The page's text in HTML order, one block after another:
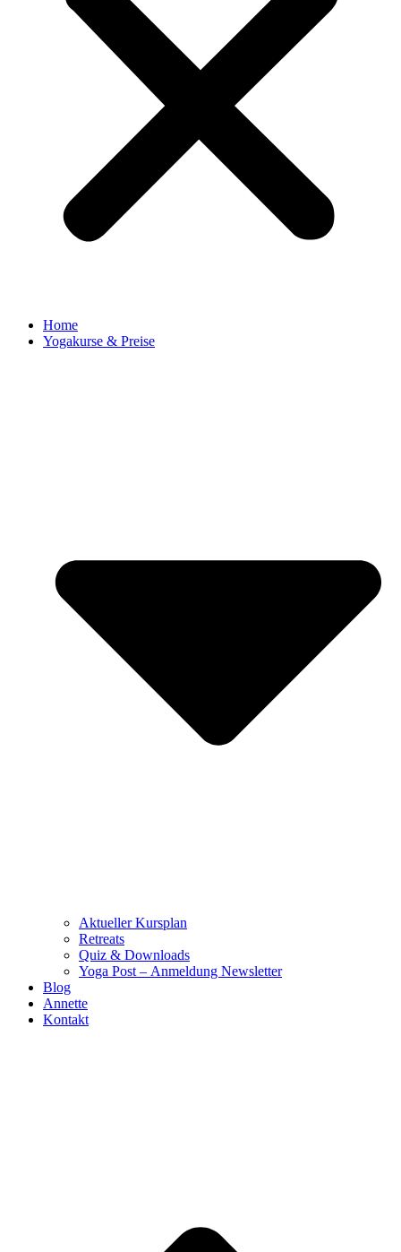
Home
Yogakurse & Preise
Aktueller Kursplan
Retreats
Quiz & Downloads
Yoga Post – Anmeldung Newsletter
Blog
Annette
Kontakt